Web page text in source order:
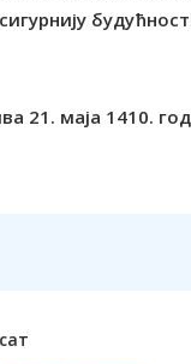
21. маја 1410.